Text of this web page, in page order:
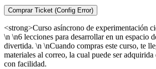
Comprar Ticket (Config Error)
<strong>Curso asíncrono de experimentación
\n \n6 lecciones para desarrollar en un espacio
divertida. \n \nCuando compras este curso, te
materiales al correo, la cual puede ser adquirida
con facilidad.